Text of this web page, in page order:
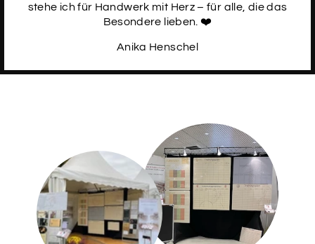
SCHRIFTART
19
SCHRIFTART
21
Daten des Pferdes
Bitte trage hier die gewünschten Daten des Pferdes
ein. Wenn du die deutsche Lebensnummer (z.B.
stehe ich für Handwerk mit Herz – für alle, die das
Besondere lieben. ❤️
Anika Henschel